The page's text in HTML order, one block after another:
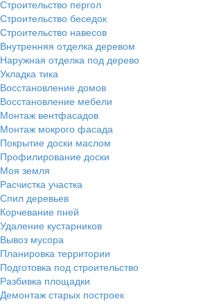
Строительство пергол
Строительство беседок
Строительство навесов
Внутренняя отделка деревом
Наружная отделка под дерево
Укладка тика
Восстановление домов
Восстановление мебели
Монтаж вентфасадов
Монтаж мокрого фасада
Покрытие доски маслом
Профилирование доски
Моя земля
Расчистка участка
Спил деревьев
Корчевание пней
Удаление кустарников
Вывоз мусора
Планировка территории
Подготовка под строительство
Разбивка площадки
Демонтаж старых построек